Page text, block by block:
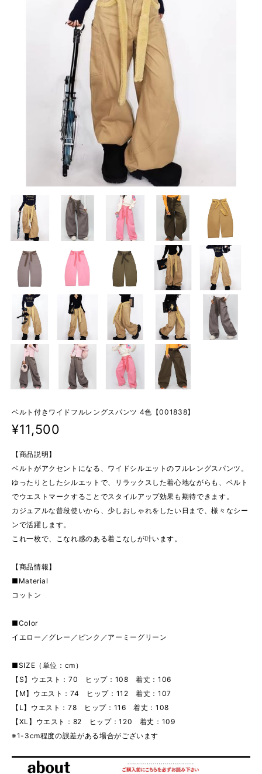
ベルト付きワイドフルレングスパンツ 4色【001838】
¥11,500
【商品説明】
ベルトがアクセントになる、ワイドシルエットのフルレングスパンツ。
ゆったりとしたシルエットで、リラックスした着心地ながらも、ベルト
でウエストマークすることでスタイルアップ効果も期待できます。
カジュアルな普段使いから、少しおしゃれをしたい日まで、様々なシー
ンで活躍します。
これ一枚で、こなれ感のある着こなしが叶います。
【商品情報】
■Material
コットン
■Color
イエロー／グレー／ピンク／アーミーグリーン
■SIZE（単位：cm）
【S】ウエスト：70 ヒップ：108 着丈：106
【M】ウエスト：74 ヒップ：112 着丈：107
【L】ウエスト：78 ヒップ：116 着丈：108
【XL】ウエスト：82 ヒップ：120 着丈：109
※1-3cm程度の誤差がある場合がございます